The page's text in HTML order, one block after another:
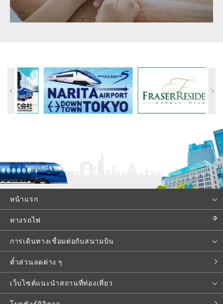
หน้าแรก
ทางรถไฟ
การเดินทางเชื่อมต่อกับสนามบิน
ตั๋วส่วนลดต่าง ๆ
เว็บไซต์แนะนำสถานที่ท่องเที่ยว